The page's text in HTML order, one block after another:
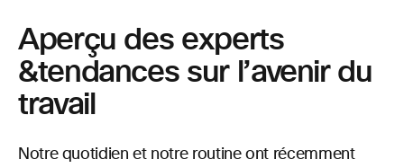
Aperçu des experts
&tendances sur l’avenir du
travail
Notre quotidien et notre routine ont récemment